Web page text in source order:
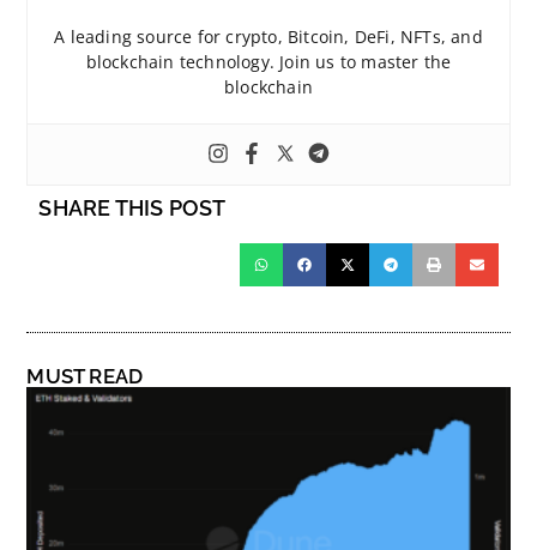
A leading source for crypto, Bitcoin, DeFi, NFTs, and
blockchain technology. Join us to master the
blockchain
SHARE THIS POST
MUST READ